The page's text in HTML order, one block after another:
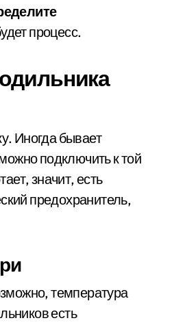
процесс.
Иногда бывает
подключить к той
значит, есть
предохранитель,
температура
есть